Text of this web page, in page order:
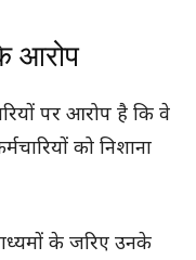
आरोप
पर आरोप है कि वे
को निशाना
के जरिए उनके